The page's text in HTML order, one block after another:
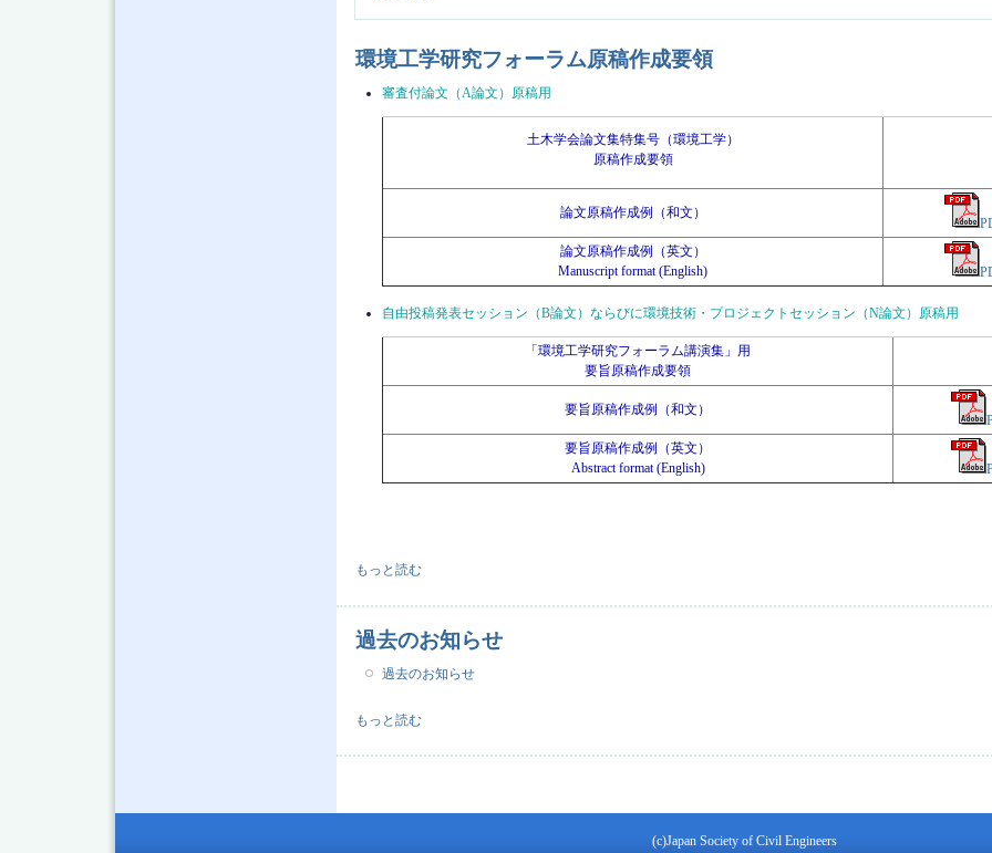
環境工学研究フォーラム原稿作成要領
審査付論文（A論文）原稿用
土木学会論文集特集号（環境工学）
原稿作成要領
論文原稿作成例（和文）
論文原稿作成例（英文）
Manuscript format (English)
自由投稿発表セッション（B論文）ならびに環境技術・プロジェクトセッション（N論文）原稿用
「環境工学研究フォーラム講演集」用
要旨原稿作成要領
要旨原稿作成例（和文）
要旨原稿作成例（英文）
Abstract format (English)
環境工学研究フォーラム原稿作成要領 について
もっと読む
過去のお知らせ
過去のお知らせ
過去のお知らせ について
もっと読む
(c)Japan Society of Civil Engineers